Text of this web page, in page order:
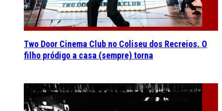
Two Door Cinema Club no Coliseu dos Recreios. O
filho pródigo a casa (sempre) torna